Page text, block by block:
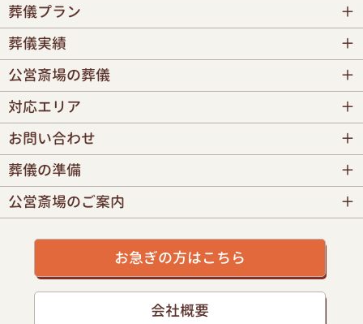
葬儀プラン
葬儀実績
公営斎場の葬儀
対応エリア
お問い合わせ
葬儀の準備
公営斎場のご案内
お急ぎの方はこちら
会社概要